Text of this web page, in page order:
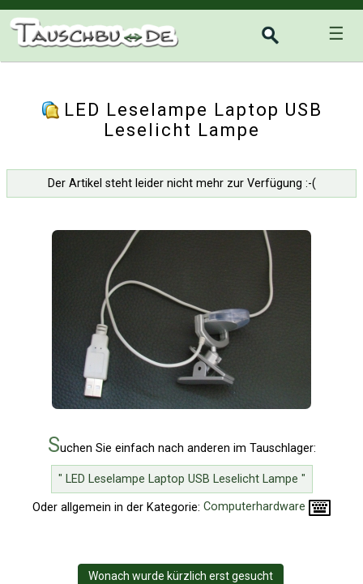
☰
LED Leselampe Laptop USB
Leselicht Lampe
Der Artikel steht leider nicht mehr zur Verfügung :-(
Suchen Sie einfach nach anderen im Tauschlager:
" LED Leselampe Laptop USB Leselicht Lampe "
Oder allgemein in der Kategorie: Computerhardware
Wonach wurde kürzlich erst gesucht